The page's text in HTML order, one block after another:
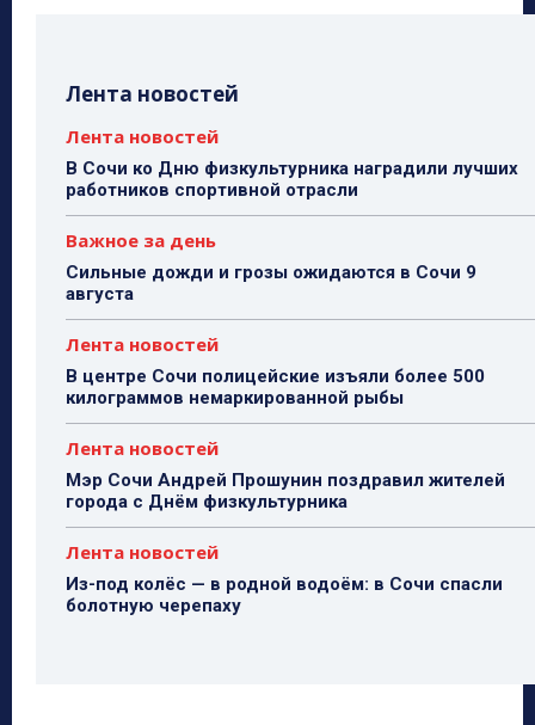
Лента новостей
Лента новостей
В Сочи ко Дню физкультурника наградили лучших
работников спортивной отрасли
Важное за день
Сильные дожди и грозы ожидаются в Сочи 9
августа
Лента новостей
В центре Сочи полицейские изъяли более 500
килограммов немаркированной рыбы
Лента новостей
Мэр Сочи Андрей Прошунин поздравил жителей
города с Днём физкультурника
Лента новостей
Из-под колёс — в родной водоём: в Сочи спасли
болотную черепаху